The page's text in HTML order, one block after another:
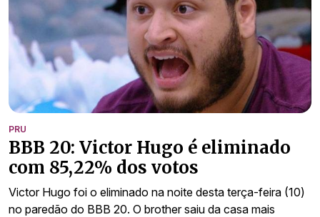
PRU
BBB 20: Victor Hugo é eliminado
com 85,22% dos votos
Victor Hugo foi o eliminado na noite desta terça-feira (10)
no paredão do BBB 20. O brother saiu da casa mais